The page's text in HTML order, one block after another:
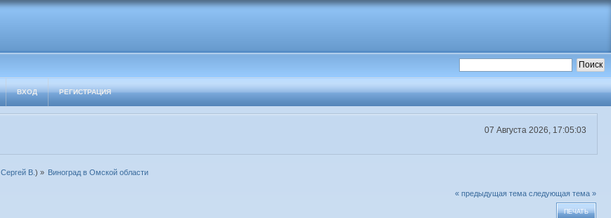
ВХОД РЕГИСТРАЦИЯ
07 Августа 2026, 17:05:03
Сергей В.) » Виноград в Омской области
« предыдущая тема следующая тема »
ПЕЧАТЬ